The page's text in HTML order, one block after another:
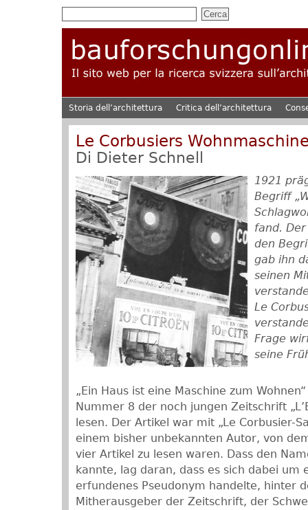
Storia dell’architettura Critica dell’architettura
Le Corbusiers
Di Dieter Schnell
1921
Begriff
fand.
den
gab ihn
seinen
Le
Frage
seine
„Ein Haus ist eine Maschine zum
Nummer 8 der noch jungen Zeitschrift
lesen. Der Artikel war mit „Le Corbusier-
einem bisher unbekannten Autor, von
vier Artikel zu lesen waren. Dass den
kannte, lag daran, dass es sich dabei um
erfundenes Pseudonym handelte, hinter
Mitherausgeber der Zeitschrift, der